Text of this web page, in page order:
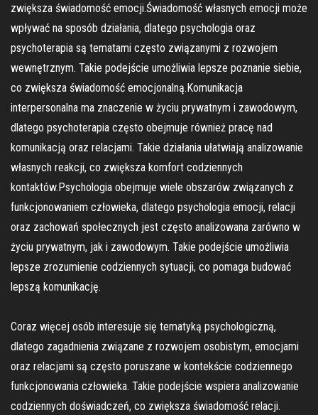
zwiększa świadomość emocji.Świadomość własnych emocji może
wpływać na sposób działania, dlatego psychologia oraz
psychoterapia są tematami często związanymi z rozwojem
wewnętrznym. Takie podejście umożliwia lepsze poznanie siebie,
co zwiększa świadomość emocjonalną.Komunikacja
interpersonalna ma znaczenie w życiu prywatnym i zawodowym,
dlatego psychoterapia często obejmuje również pracę nad
komunikacją oraz relacjami. Takie działania ułatwiają analizowanie
własnych reakcji, co zwiększa komfort codziennych
kontaktów.Psychologia obejmuje wiele obszarów związanych z
funkcjonowaniem człowieka, dlatego psychologia emocji, relacji
oraz zachowań społecznych jest często analizowana zarówno w
życiu prywatnym, jak i zawodowym. Takie podejście umożliwia
lepsze zrozumienie codziennych sytuacji, co pomaga budować
lepszą komunikację.
Coraz więcej osób interesuje się tematyką psychologiczną,
dlatego zagadnienia związane z rozwojem osobistym, emocjami
oraz relacjami są często poruszane w kontekście codziennego
funkcjonowania człowieka. Takie podejście wspiera analizowanie
codziennych doświadczeń, co zwiększa świadomość relacji.